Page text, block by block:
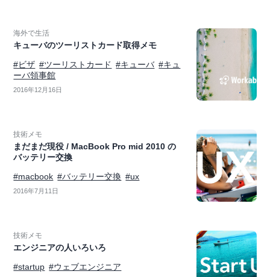
海外で生活
キューバのツーリストカード取得メモ
#ビザ #ツーリストカード #キューバ #キュ
ーバ領事館
2016年12月16日
技術メモ
まだまだ現役 / MacBook Pro mid 2010 の
バッテリー交換
#macbook #バッテリー交換 #ux
2016年7月11日
技術メモ
エンジニアの人いろいろ
#startup #ウェブエンジニア